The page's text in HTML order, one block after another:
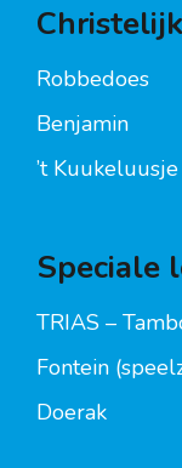
Robbedoes
Benjamin
’t Kuukeluusje
Speciale
TRIAS –
Fontein
Doerak